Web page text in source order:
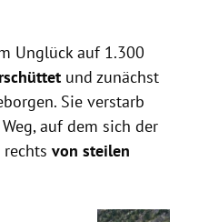
Unglück auf 1.300
und zunächst
Sie verstarb
auf dem sich der
von steilen